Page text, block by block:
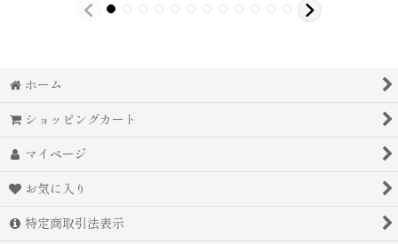
ホーム
ショッピングカート
マイページ
お気に入り
特定商取引法表示